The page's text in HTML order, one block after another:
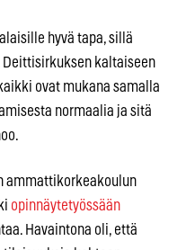
hyvä tapa, sillä
Deittisirkuksen kaltaiseen
ovat mukana samalla
normaalia ja sitä
ammattikorkeakoulun
opinnäytetyössään
Havaintona oli, että